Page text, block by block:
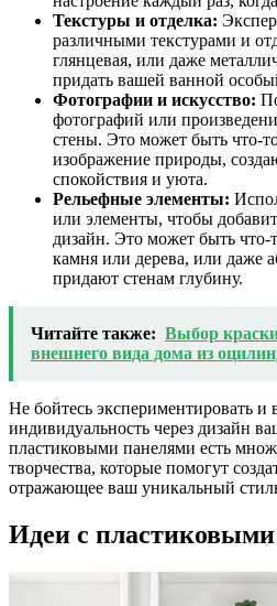
Текстуры и отделка:
различными текстурами и
глянцевая, или даже
придать вашей ванной
Фотографии и искусство:
фотографий или
стены. Это может быть что-
изображение природы,
спокойствия и уюта.
Рельефные элементы:
или элементы, чтобы
дизайн. Это может быть что-
камня или дерева, или даже
придают стенам глубину.
Читайте также: Выбор
внешнего вида дома из
Не бойтесь экспериментировать и
индивидуальность через дизайн
пластиковыми панелями есть
творчества, которые помогут
отражающее ваш уникальный
Идеи с